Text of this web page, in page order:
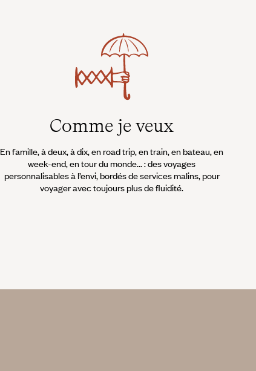
Comme je veux
En famille, à deux, à dix, en road trip, en train, en bateau, en
week-end, en tour du monde... : des voyages
personnalisables à l’envi, bordés de services malins, pour
voyager avec toujours plus de fluidité.